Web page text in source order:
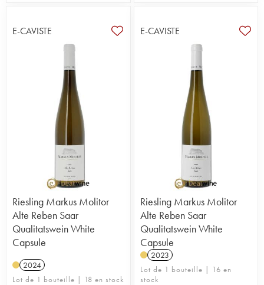
E-CAVISTE
Riesling Markus Molitor
Alte Reben Saar
Qualitatswein White
Capsule
2024
Lot de 1 bouteille | 18 en stock
E-CAVISTE
Riesling Markus Molitor
Alte Reben Saar
Qualitatswein White
Capsule
2023
Lot de 1 bouteille | 16 en
stock